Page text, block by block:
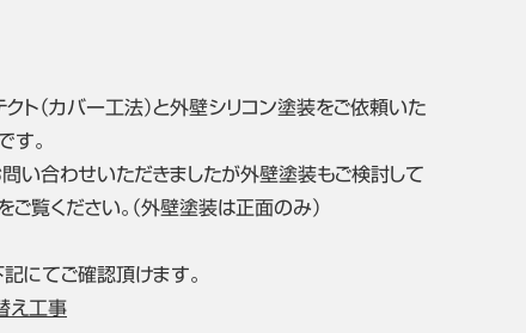
ト（カバー工法）と外壁シリコン塗装をご依頼いた
す。
い合わせいただきましたが外壁塗装もご検討して
覧ください。（外壁塗装は正面のみ）
にてご確認頂けます。
え工事